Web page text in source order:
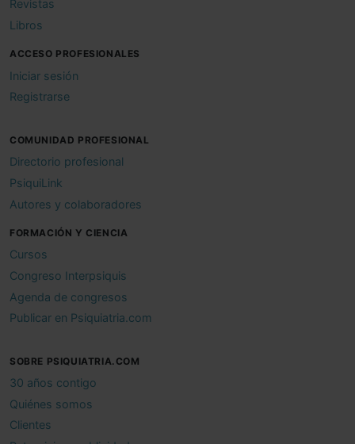
Revistas
Libros
ACCESO PROFESIONALES
Iniciar sesión
Registrarse
COMUNIDAD PROFESIONAL
Directorio profesional
PsiquiLink
Autores y colaboradores
FORMACIÓN Y CIENCIA
Cursos
Congreso Interpsiquis
Agenda de congresos
Publicar en Psiquiatria.com
SOBRE PSIQUIATRIA.COM
30 años contigo
Quiénes somos
Clientes